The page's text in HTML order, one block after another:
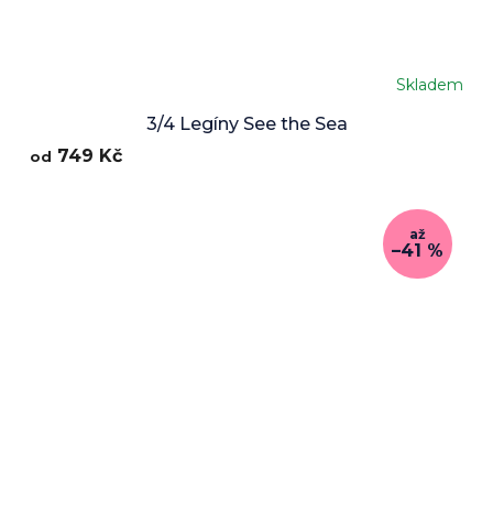
3/4 Legíny See the Sea
Skladem
od 749 Kč
až
–41 %